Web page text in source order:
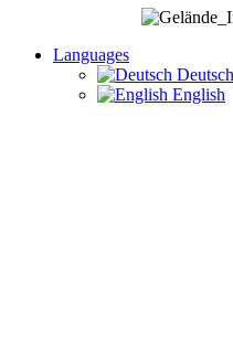
Languages
Deutsch
English